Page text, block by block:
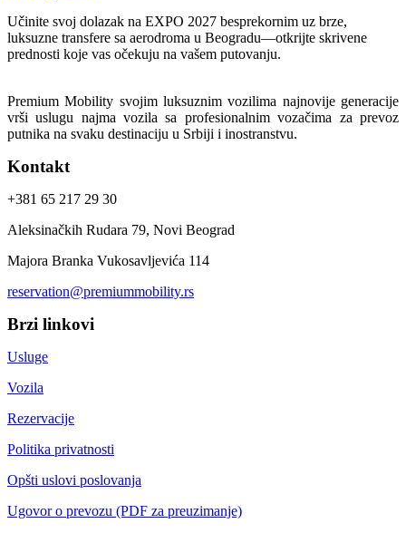
Učinite svoj dolazak na EXPO 2027 besprekornim uz brze,
luksuzne transfere sa aerodroma u Beogradu—otkrijte skrivene
prednosti koje vas očekuju na vašem putovanju.
Premium Mobility svojim luksuznim vozilima najnovije generacije
vrši uslugu najma vozila sa profesionalnim vozačima za prevoz
putnika na svaku destinaciju u Srbiji i inostranstvu.
Kontakt
+381 65 217 29 30
Aleksinačkih Rudara 79, Novi Beograd
Majora Branka Vukosavljevića 114
reservation@premiummobility.rs
Brzi linkovi
Usluge
Vozila
Rezervacije
Politika privatnosti
Opšti uslovi poslovanja
Ugovor o prevozu (PDF za preuzimanje)